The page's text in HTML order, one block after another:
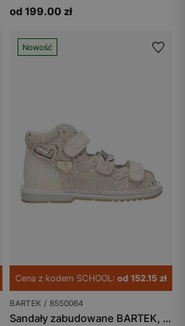
od 199.00 zł
Nowość
Cena z kodem SCHOOL: od 152.15 zł
BARTEK / 8550064
Sandały zabudowane BARTEK, 85500-64, dla dziewcząt, beżowo-złote